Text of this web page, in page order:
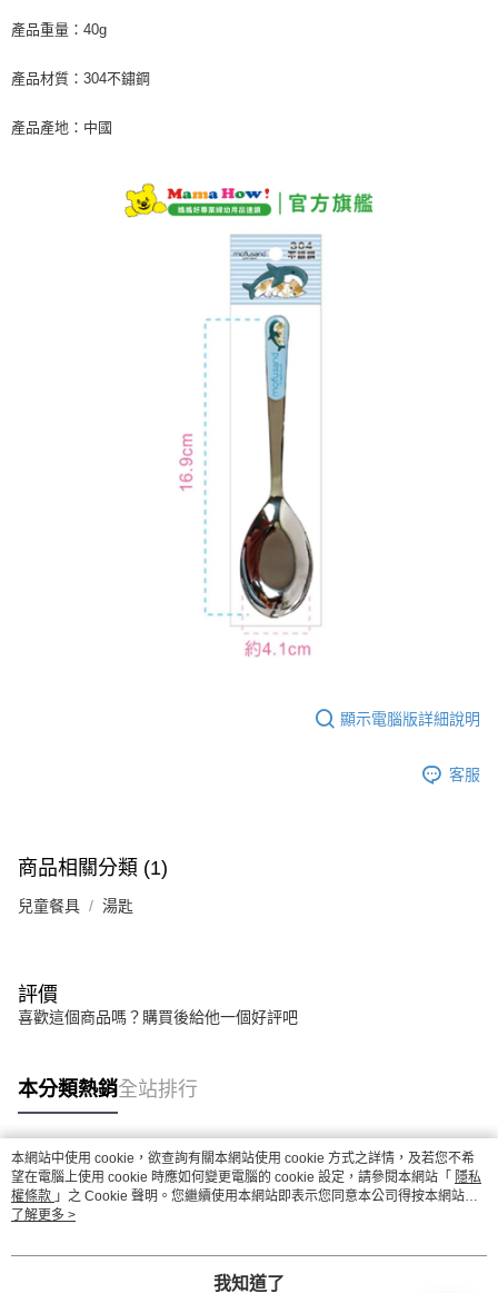
AFTEE先享後付
【關於「AFTEE先享後付」】
便利好安心！
３．安心：先確認商品／服務後，再付款。
１．於結帳方式選擇「AFTEE先享後付」後，將跳轉至「AFTEE先享後付」
結帳頁面，進行簡訊認證並確認金額後，即可完成結帳。
２．訂單成立數日內，您將收到繳費通知簡訊。
３．收到繳費通知簡訊後14天內，點擊此簡訊中的連結，可透過四大超商／
ATM／網路銀行／等多元方式進行付款，方視為交易完成。
※ 請注意：結帳手續完成當下不需立刻繳費，但若您需要取消訂單，請聯絡
購買商品的店家。未經商家同意取消之訂單仍視為有效，需透過AFTEE先享
※ 交易是否成功請以「AFTEE先享後付 」之結帳頁面顯示為準，若有關於
是否繳費成功／繳費後需取消欲退款等相關疑問，請聯繫「AFTEE先享後付
https://netprotections.freshdesk.com/support/home
１．透過由恩沛科技股份有限公司提供之「AFTEE先享後付」服務完成之交
易，需依本服務之必要範圍內提供個人資料，並將交易相關給付款項請求債
權轉讓予恩沛科技股份有限公司。
２．關於個人資料處理事宜，請瀏覽以下網址：
３．未成年的使用者請事先徵得法定代理人或監護人之同意方可使用
「AFTEE先享後付」，若未經同意申辦者引起之損失，本公司不負相關責
５．嚴禁一人註冊多個帳號或使用他人資訊註冊。若發現惡意使用之情形，
每筆NT$60，滿NT$590(含以上)免運費
每筆NT$60，滿NT$590(含以上)免運費
每筆NT$60，滿NT$590(含以上)免運費
每筆NT$60，滿NT$590(含以上)免運費
每筆NT$100，滿NT$590(含以上)免運費
每筆NT$150，滿NT$890(含以上)免運費
產品重量：40g
產品材質：304不鏽鋼
產品產地：中國
顯示電腦版詳細說明
客服
商品相關分類 (1)
兒童餐具 湯匙
評價
喜歡這個商品嗎？購買後給他一個好評吧
本分類熱銷全站排行
熱門標籤
本網站中使用 cookie，欲查詢有關本網站使用 cookie 方式之詳情，及若您不希
望在電腦上使用 cookie 時應如何變更電腦的 cookie 設定，請參閱本網站「 隱私
權條款 」之 Cookie 聲明。您繼續使用本網站即表示您同意本公司得按本網站使
用條款之 Cookie 聲明使用 cookie。
了解更多 >
我知道了